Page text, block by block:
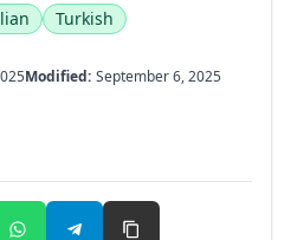
Turkish
Modified: September 6, 2025